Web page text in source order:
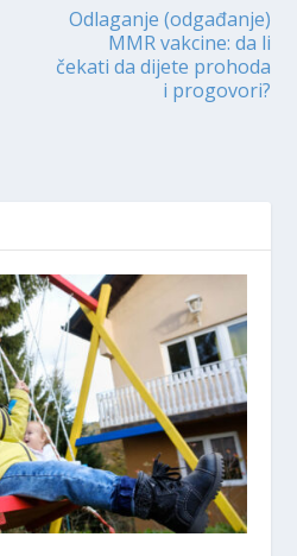
Odlaganje (odgađanje)
MMR vakcine: da li
čekati da dijete prohoda
i progovori?